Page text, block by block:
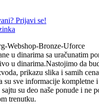
Prijavi se!
u dinarima sa uračunatim
u dinarima.Nastojimo da
prikazu slika i samih
su sve informacije kompletne i
su deo naše ponude i ne
trenutku.